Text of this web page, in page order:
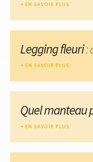
EN SAVOIR PLUS
Legging fleuri:
EN SAVOIR PLUS
Quel manteau
EN SAVOIR PLUS